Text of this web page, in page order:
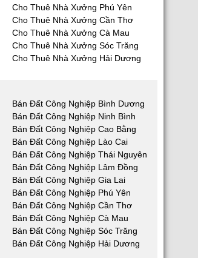
Cho Thuê Nhà Xưởng Phú Yên
Cho Thuê Nhà Xưởng Cần Thơ
Cho Thuê Nhà Xưởng Cà Mau
Cho Thuê Nhà Xưởng Sóc Trăng
Cho Thuê Nhà Xưởng Hải Dương
Bán Đất Công Nghiệp Bình Dương
Bán Đất Công Nghiệp Ninh Bình
Bán Đất Công Nghiệp Cao Bằng
Bán Đất Công Nghiệp Lào Cai
Bán Đất Công Nghiệp Thái Nguyên
Bán Đất Công Nghiệp Lâm Đồng
Bán Đất Công Nghiệp Gia Lai
Bán Đất Công Nghiệp Phú Yên
Bán Đất Công Nghiệp Cần Thơ
Bán Đất Công Nghiệp Cà Mau
Bán Đất Công Nghiệp Sóc Trăng
Bán Đất Công Nghiệp Hải Dương